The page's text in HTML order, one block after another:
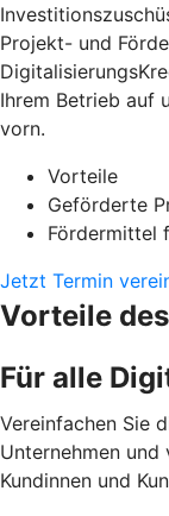
Projekt- und
Ihrem Betrieb auf
vorn.
Vorteile
Geförderte
Fördermittel
Jetzt Termin
Vorteile
Für alle
Vereinfachen Sie
Unternehmen und
Kundinnen und